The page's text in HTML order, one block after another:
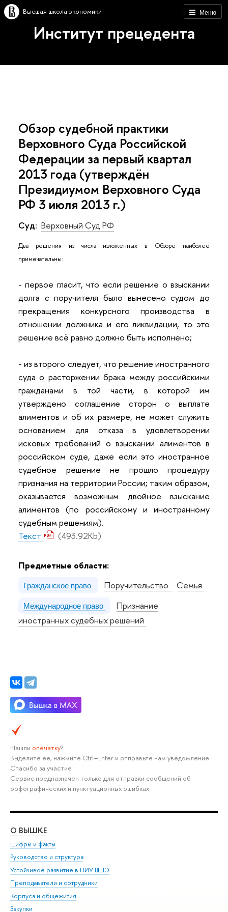
Меню
Высшая школа экономики
Институт прецедента
Обзор судебной практики
Верховного Суда Российской
Федерации за первый квартал
2013 года (утверждён
Президиумом Верховного Суда
РФ 3 июля 2013 г.)
Суд: Верховный Суд РФ
Два решения из числа изложенных в Обзоре наиболее
примечательны:
- первое гласит, что если решение о взыскании
долга с поручителя было вынесено судом до
прекращения конкурсного производства в
отношении должника и его ликвидации, то это
решение всё равно должно быть исполнено;
- из второго следует, что решение иностранного
суда о расторжении брака между российскими
гражданами в той части, в которой им
утверждено соглашение сторон о выплате
алиментов и об их размере, не может служить
основанием для отказа в удовлетворении
исковых требований о взыскании алиментов в
российском суде, даже если это иностранное
судебное решение не прошло процедуру
признания на территории России; таким образом,
оказывается возможным двойное взыскание
алиментов (по российскому и иностранному
судебным решениям).
Текст
(493.92Kb)
Предметные области:
Гражданское право Поручительство Семья
Международное право
Признание
иностранных судебных решений
Нашли опечатку?
Выделите её, нажмите Ctrl+Enter и отправьте нам уведомление.
Спасибо за участие!
Сервис предназначен только для отправки сообщений об
орфографических и пунктуационных ошибках.
О ВЫШКЕ
Цифры и факты
Руководство и структура
Устойчивое развитие в НИУ ВШЭ
Преподаватели и сотрудники
Корпуса и общежития
Закупки